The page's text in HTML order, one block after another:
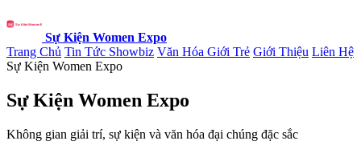
Sự Kiện Women Expo
Trang Chủ Tin Tức Showbiz Văn Hóa Giới Trẻ Giới Thiệu Liên Hệ
Sự Kiện Women Expo
Sự Kiện Women Expo
Không gian giải trí, sự kiện và văn hóa đại chúng đặc sắc